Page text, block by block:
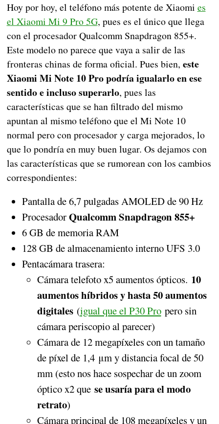
Hoy por hoy, el teléfono más potente de Xiaomi es
el Xiaomi Mi 9 Pro 5G, pues es el único que llega
con el procesador Qualcomm Snapdragon 855+.
Este modelo no parece que vaya a salir de las
fronteras chinas de forma oficial. Pues bien, este
Xiaomi Mi Note 10 Pro podría igualarlo en ese
sentido e incluso superarlo, pues las
características que se han filtrado del mismo
apuntan al mismo teléfono que el Mi Note 10
normal pero con procesador y carga mejorados, lo
que lo pondría en muy buen lugar. Os dejamos con
las características que se rumorean con los cambios
correspondientes:
Pantalla de 6,7 pulgadas AMOLED de 90 Hz
ProcesadorQualcomm Snapdragon 855+
6 GB de memoria RAM
128 GB de almacenamiento interno UFS 3.0
Pentacámara trasera:
Cámara telefoto x5 aumentos ópticos. 10
aumentos híbridos y hasta 50 aumentos
digitales(igual que el P30 Propero sin
cámara periscopio al parecer)
Cámara de 12 megapíxeles con un tamaño
de píxel de 1,4 μm y distancia focal de 50
mm (esto nos hace sospechar de un zoom
óptico x2 que se usaría para el modo
retrato)
Cámara principal de 108 megapíxeles y un